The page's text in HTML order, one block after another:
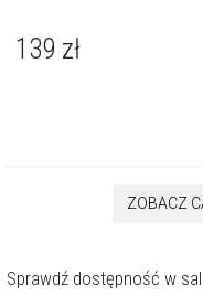
139 zł
ZOBACZ
Sprawdź dostępność w